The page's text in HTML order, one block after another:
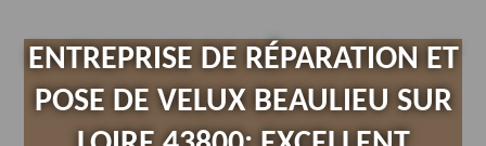
ENTREPRISE DE RÉPARATION ET
POSE DE VELUX BEAULIEU SUR